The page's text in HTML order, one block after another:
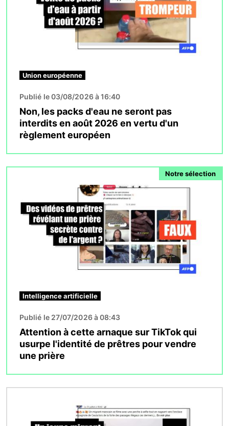
Union européenne
Publié le 03/08/2026 à 16:40
Non, les packs d'eau ne seront pas
interdits en août 2026 en vertu d'un
règlement européen
Notre sélection
Intelligence artificielle
Publié le 27/07/2026 à 08:43
Attention à cette arnaque sur TikTok qui
usurpe l'identité de prêtres pour vendre
une prière